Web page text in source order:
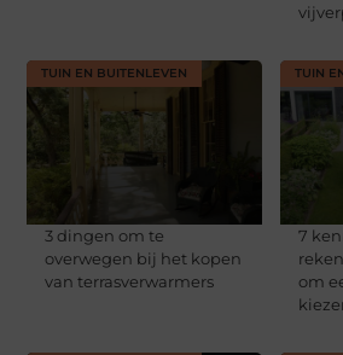
TUIN EN BUITENLEVEN
3 dingen om te
overwegen bij het kopen
van terrasverwarmers
TUIN
​​7
om